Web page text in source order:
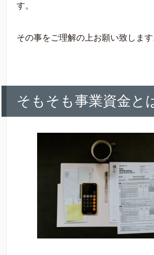
す。
その事をご理解の上お願い致します
そもそも事業資金と